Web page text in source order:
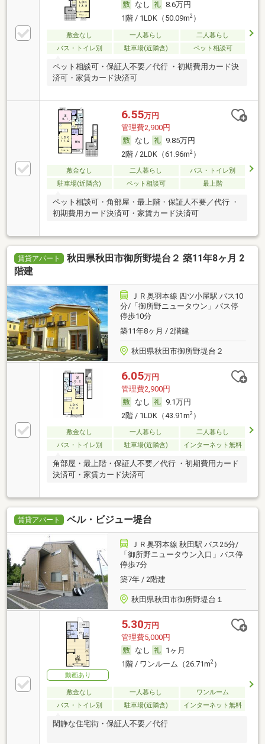
なし
8.6万円
1階 / 1LDK（50.09m2）
敷金なし 一人暮らし
二人暮らし
バス・トイレ別
駐車場(近隣含) ペット相談可
ペット相談可・保証人不要／代行 ・初期費用カード決
済可・家賃カード決済可
6.55万円
管理費2,900円
なし
9.85万円
2階 / 2LDK（61.96m2）
敷金なし 二人暮らし
バス・トイレ別
駐車場(近隣含)
ペット相談可 最上階
ペット相談可・角部屋・最上階・保証人不要／代行 ・
初期費用カード決済可・家賃カード決済可
賃貸アパート
秋田県秋田市御所野堤台２ 築11年8ヶ月 2
階建
ＪＲ奥羽本線 四ツ小屋駅 バス10
分/「御所野ニュータウン」バス停
停歩10分
築11年8ヶ月 / 2階建
秋田県秋田市御所野堤台２
6.05万円
管理費2,900円
なし
9.1万円
2階 / 1LDK（43.91m2）
敷金なし 一人暮らし
二人暮らし
バス・トイレ別
駐車場(近隣含) インターネット無料
角部屋・最上階・保証人不要／代行 ・初期費用カード
決済可・家賃カード決済可
賃貸アパート ベル・ビジュー堤台
ＪＲ奥羽本線 秋田駅 バス25分/
「御所野ニュータウン入口」バス停
停歩7分
築7年 / 2階建
秋田県秋田市御所野堤台１
動画あり
5.30万円
管理費5,000円
なし
1ヶ月
1階 / ワンルーム（26.71m2）
敷金なし 一人暮らし
ワンルーム
バス・トイレ別
駐車場(近隣含) インターネット無料
閑静な住宅街・保証人不要／代行